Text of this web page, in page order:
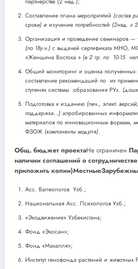
Составление плана мероприятий (состав
сроки) и изучение потребностей (2нед. х
Организация и проведение семинаров —
(по 18у.ч.) с выдачей сертификата
«Женщина Востока » (в 2 гр. по 10-15
Общий мониторинг и оценка полученных
составление рекомендаций по их
ступенях системы образования РУз.
Подготовка к изданию (печ., элект.
поддержка…) апробированных
материалов по инновационным формам,
ФЗОЖ (компоненты модуля).
Общ. бюджет проектаНе ограничен
наличии соглашений о
приложить копии)Местные
Асс. Валеологов Узб.;
Национальная Асс. Психологов Узб.;
«Экодвижение» Узбекистана;
Фонд «Экосан»;
Фонд «Махалля»;
Институт генофонда растений и